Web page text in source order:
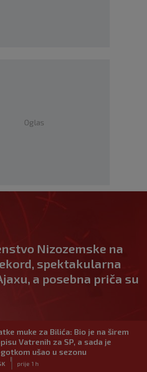
Oglas
Nizozemske na
spektakularna
a posebna priča su
muke za Bilića: Bio je na širem
Vatrenih za SP, a sada je
ušao u sezonu
prije 1 h